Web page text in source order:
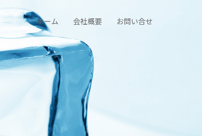
ホーム 会社概要 お問い合せ